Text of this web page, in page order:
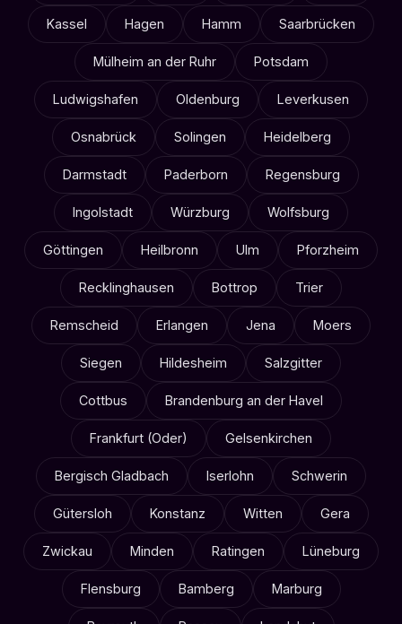
Kassel Hagen Hamm Saarbrücken
Mülheim an der Ruhr Potsdam
Ludwigshafen Oldenburg Leverkusen
Osnabrück Solingen Heidelberg
Darmstadt Paderborn Regensburg
Ingolstadt Würzburg Wolfsburg
Göttingen Heilbronn Ulm Pforzheim
Recklinghausen Bottrop Trier
Remscheid Erlangen Jena Moers
Siegen Hildesheim Salzgitter
Cottbus Brandenburg an der Havel
Frankfurt (Oder) Gelsenkirchen
Bergisch Gladbach Iserlohn Schwerin
Gütersloh Konstanz Witten Gera
Zwickau Minden Ratingen Lüneburg
Flensburg Bamberg Marburg